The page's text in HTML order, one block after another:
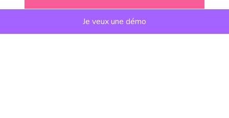
Je veux une démo